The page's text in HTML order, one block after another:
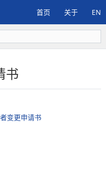
首页 关于 EN
书
变更申请书